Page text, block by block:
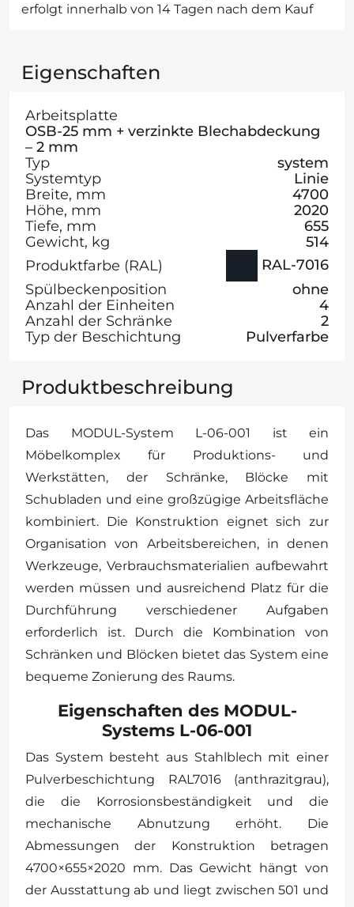
erfolgt innerhalb von 14 Tagen nach dem Kauf
Eigenschaften
Arbeitsplatte
OSB-25 mm + verzinkte Blechabdeckung
– 2 mm
Typ
system
Systemtyp
Linie
Breite, mm
4700
Höhe, mm
2020
Tiefe, mm
655
Gewicht, kg
514
Produktfarbe (RAL)
RAL-7016
Spülbeckenposition
ohne
Anzahl der Einheiten
4
Anzahl der Schränke
2
Typ der Beschichtung
Pulverfarbe
Produktbeschreibung
Das MODUL-System L-06-001 ist ein
Möbelkomplex für Produktions- und
Werkstätten, der Schränke, Blöcke mit
Schubladen und eine großzügige Arbeitsfläche
kombiniert. Die Konstruktion eignet sich zur
Organisation von Arbeitsbereichen, in denen
Werkzeuge, Verbrauchsmaterialien aufbewahrt
werden müssen und ausreichend Platz für die
Durchführung verschiedener Aufgaben
erforderlich ist. Durch die Kombination von
Schränken und Blöcken bietet das System eine
bequeme Zonierung des Raums.
Eigenschaften des MODUL-
Systems L-06-001
Das System besteht aus Stahlblech mit einer
Pulverbeschichtung RAL7016 (anthrazitgrau),
die die Korrosionsbeständigkeit und die
mechanische Abnutzung erhöht. Die
Abmessungen der Konstruktion betragen
4700×655×2020 mm. Das Gewicht hängt von
der Ausstattung ab und liegt zwischen 501 und